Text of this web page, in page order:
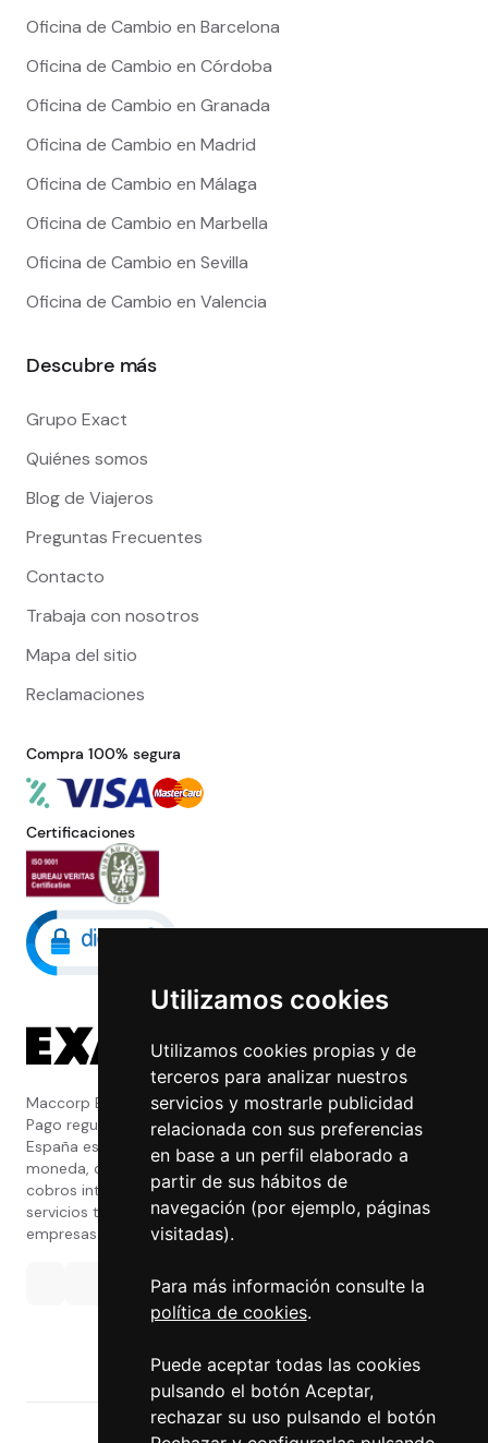
Utilizamos cookies
Utilizamos cookies propias y de
terceros para analizar nuestros
servicios y mostrarle publicidad
relacionada con sus preferencias
en base a un perfil elaborado a
partir de sus hábitos de
navegación (por ejemplo, páginas
visitadas).
Para más información consulte la
política de cookies.
Puede aceptar todas las cookies
pulsando el botón Aceptar,
rechazar su uso pulsando el botón
Oficina de Cambio en Barcelona
Oficina de Cambio en Córdoba
Oficina de Cambio en Granada
Oficina de Cambio en Madrid
Oficina de Cambio en Málaga
Oficina de Cambio en Marbella
Oficina de Cambio en Sevilla
Oficina de Cambio en Valencia
Descubre más
Grupo Exact
Quiénes somos
Blog de Viajeros
Preguntas Frecuentes
Contacto
Trabaja con nosotros
Mapa del sitio
Reclamaciones
Compra 100% segura
Certificaciones
Maccorp Exact Change es una Entidad de
Pago regulada y con licencia del Banco de
España especializada en cambio de
moneda, divisas, transferencias, pagos y
cobros internacionales que presta estos
servicios tanto a particulares como a
empresas.